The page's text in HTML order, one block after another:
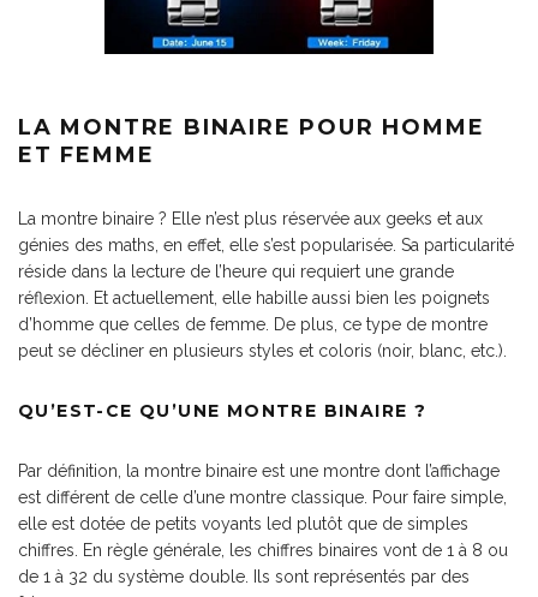
LA MONTRE BINAIRE POUR HOMME
ET FEMME
La montre binaire ? Elle n’est plus réservée aux geeks et aux
génies des maths, en effet, elle s’est popularisée. Sa particularité
réside dans la lecture de l’heure qui requiert une grande
réflexion. Et actuellement, elle habille aussi bien les poignets
d’homme que celles de femme. De plus, ce type de montre
peut se décliner en plusieurs styles et coloris (noir, blanc, etc.).
QU’EST-CE QU’UNE MONTRE BINAIRE ?
Par définition, la montre binaire est une montre dont l’affichage
est différent de celle d’une montre classique. Pour faire simple,
elle est dotée de petits voyants led plutôt que de simples
chiffres. En règle générale, les chiffres binaires vont de 1 à 8 ou
de 1 à 32 du système double. Ils sont représentés par des